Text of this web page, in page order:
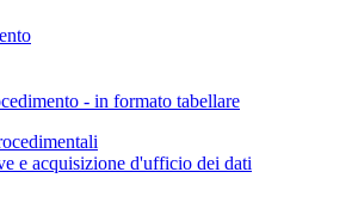
- in formato tabellare
e acquisizione d'ufficio dei dati